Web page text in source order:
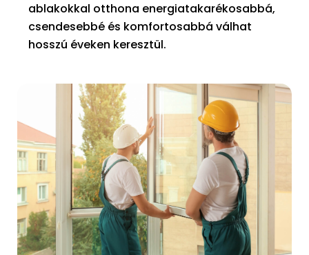
ablakokkal otthona energiatakarékosabbá,
csendesebbé és komfortosabbá válhat
hosszú éveken keresztül.